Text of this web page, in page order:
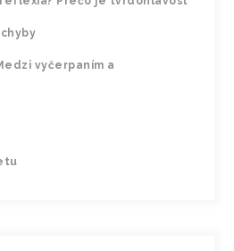
vyčerpaním a